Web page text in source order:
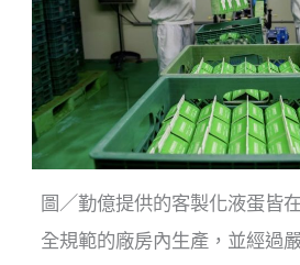
圖／勤億提供的客製化液蛋皆
全規範的廠房內生產，並經過